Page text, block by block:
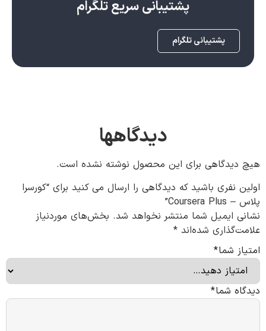
پشتیبانی سریع تلگرام
پشتیبانی تلگرام
دیدگاهها
هیچ دیدگاهی برای این محصول نوشته نشده است.
اولین نفری باشید که دیدگاهی را ارسال می کنید برای “کورسرا
پلاس – Coursera Plus”
نشانی ایمیل شما منتشر نخواهد شد. بخش‌های موردنیاز
علامت‌گذاری شده‌اند *
امتیاز شما*
دیدگاه شما*